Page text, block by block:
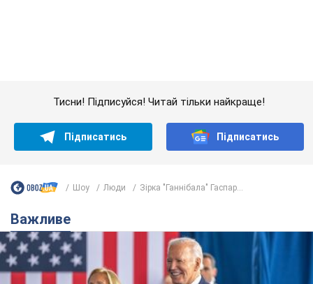
Дружина тяжкохворого Джо Байдена назвала
перший симптом, який сигналізував про його
"агресивний" рак
Спершу лікарі не надали цьому належної уваги